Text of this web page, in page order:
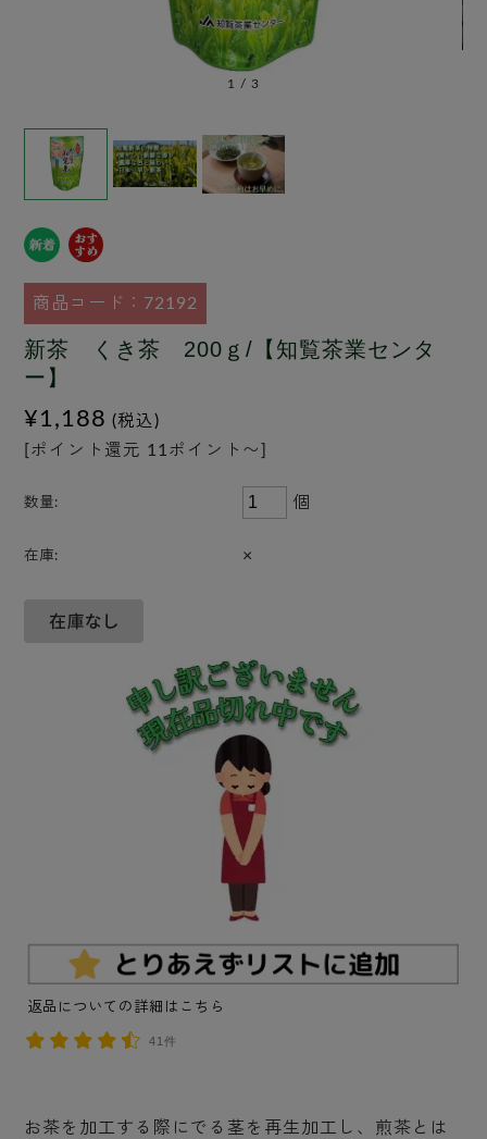
1 / 3
商品コード：72192
新茶 くき茶 200ｇ/【知覧茶業センタ
ー】
¥1,188 (税込)
[ポイント還元 11ポイント〜]
数量: 個
在庫: ×
返品についての詳細はこちら
41件
お茶を加工する際にでる茎を再生加工し、煎茶とは